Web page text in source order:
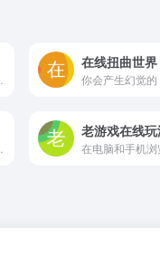
在线扭曲世界
老游戏在线